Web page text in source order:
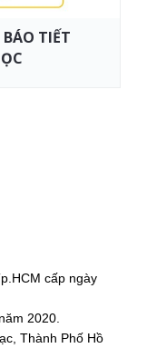
TIẾT
cấp ngày
2020.
Thành Phố Hồ